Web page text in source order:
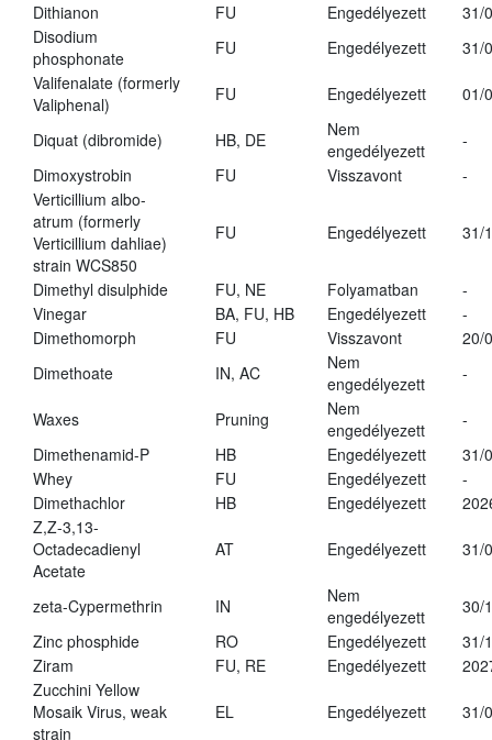
Dithianon
FU Engedélyezett
31/
Disodium
phosphonate
FU Engedélyezett
31/
Valifenalate (formerly
Valiphenal)
FU Engedélyezett 01/
Diquat (dibromide) HB, DE
Nem
engedélyezett
-
Dimoxystrobin
FU Visszavont
-
Verticillium albo-
atrum (formerly
Verticillium dahliae)
strain WCS850
FU Engedélyezett 31/
Dimethyl disulphide FU, NE Folyamatban
-
Vinegar
BA, FU, HB Engedélyezett
-
Dimethomorph
FU Visszavont
20/
Dimethoate
IN, AC
Nem
engedélyezett
-
Waxes Pruning
Nem
engedélyezett
-
Dimethenamid-P
HB Engedélyezett
31/
Whey
FU Engedélyezett
-
Dimethachlor
HB Engedélyezett
Z,Z-3,13-
Octadecadienyl
Acetate
AT Engedélyezett 31/
zeta-Cypermethrin IN
Nem
engedélyezett
30/
Zinc phosphide
RO Engedélyezett
31/
Ziram
FU, RE Engedélyezett
Zucchini Yellow
Mosaik Virus, weak
strain
EL Engedélyezett 31/